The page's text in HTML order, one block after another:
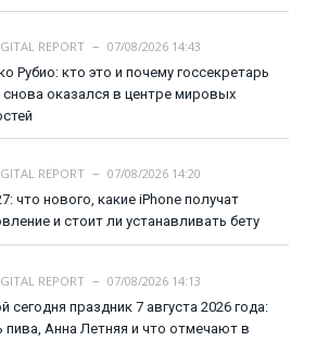
REPORT
07/08/2026 14:43
Рубио: кто это и почему госсекретарь
оказался в центре мировых
REPORT
07/08/2026 14:20
что нового, какие iPhone получат
и стоит ли устанавливать бету
REPORT
07/08/2026 14:13
сегодня праздник 7 августа 2026 года:
пива, Анна Летняя и что отмечают в